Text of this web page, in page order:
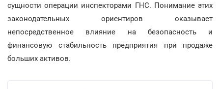
сущности операции инспекторами ГНС. Понимание этих
законодательных ориентиров оказывает
непосредственное влияние на безопасность и
финансовую стабильность предприятия при продаже
больших активов.